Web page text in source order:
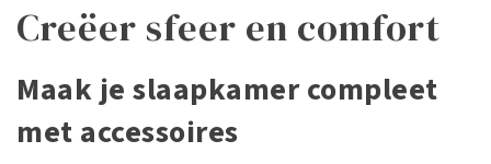
Creëer sfeer en comfort
Maak je slaapkamer compleet
met accessoires